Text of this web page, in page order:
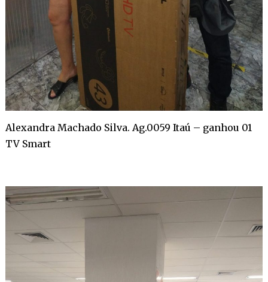
Alexandra Machado Silva. Ag.0059 Itaú – ganhou 01
TV Smart